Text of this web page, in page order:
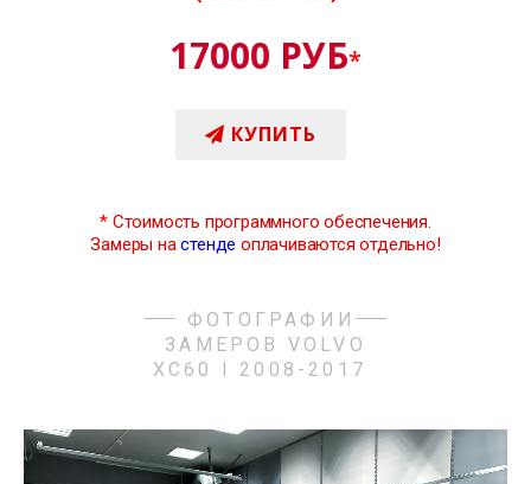
17000 РУБ*
КУПИТЬ
* Стоимость программного обеспечения.
Замеры настенде оплачиваются отдельно!
ФОТОГРАФИИ
ЗАМЕРОВ VOLVO
XC60 I 2008-2017